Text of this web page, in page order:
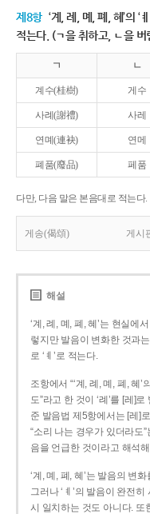
제8항 ‘계, 례, 몌, 폐, 혜’의 ‘
적는다. (ㄱ을 취하고, ㄴ을 버
ㄱ ㄴ
계수(桂樹) 게수
사례(謝禮) 사레
연몌(連袂) 연메
폐품(廢品) 페품
다만, 다음 말은 본음대로 적는다.
게송(偈頌) 게시
해설
‘계, 례, 몌, 폐, 혜’는 현실에
렇지만 발음이 변화한 것과
로 ‘ㅖ’로 적는다.
조항에서 “‘계, 례, 몌, 폐, 혜’
도”라고 한 것이 ‘례’를 [레]
준 발음법 제5항에서는 [레]
“소리 나는 경우가 있더라도
음을 언급한 것이라고 해석
‘계, 몌, 폐, 혜’는 발음의 변
그러나 ‘ㅖ’의 발음이 완전
시 일치하는 것도 아니다. 또